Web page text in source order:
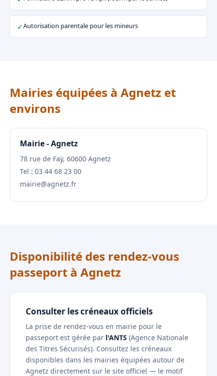
✓Autorisation parentale pour les mineurs
Mairies équipées à Agnetz et
environs
Mairie - Agnetz
78 rue de Faÿ, 60600 Agnetz
Tel : 03 44 68 23 00
mairie@agnetz.fr
Disponibilité des rendez-vous
passeport à Agnetz
Consulter les créneaux officiels
La prise de rendez-vous en mairie pour le
passeport est gérée par l'ANTS (Agence Nationale
des Titres Sécurisés). Consultez les créneaux
disponibles dans les mairies équipées autour de
Agnetz directement sur le site officiel — le motif